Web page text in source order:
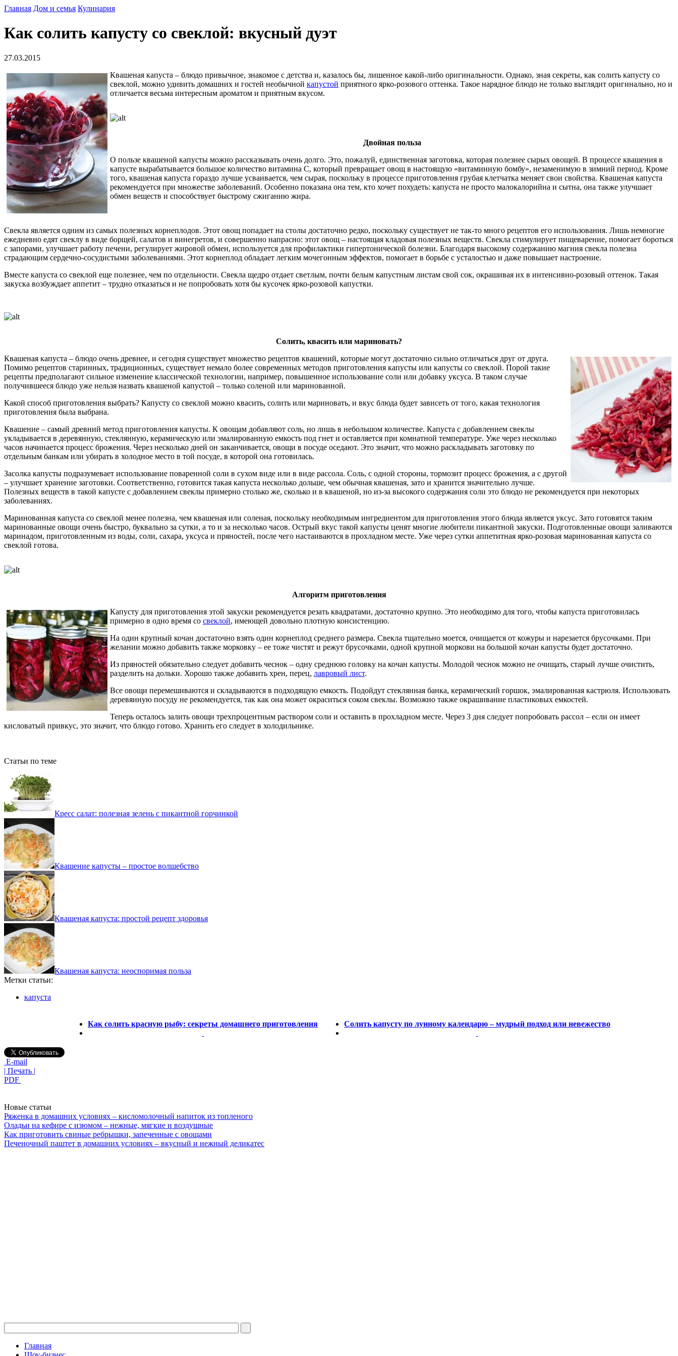
Главная Дом и семья Кулинария
Как солить капусту со свеклой: вкусный дуэт
27.03.2015
Квашеная капуста – блюдо привычное, знакомое с детства и, казалось бы, лишенное какой-либо оригинальности. Однако, зная секреты, как солить капусту со
свеклой, можно удивить домашних и гостей необычной капустой приятного ярко-розового оттенка. Такое нарядное блюдо не только выглядит оригинально, но и
отличается весьма интересным ароматом и приятным вкусом.
Двойная польза
О пользе квашеной капусты можно рассказывать очень долго. Это, пожалуй, единственная заготовка, которая полезнее сырых овощей. В процессе квашения в
капусте вырабатывается большое количество витамина C, который превращает овощ в настоящую «витаминную бомбу», незаменимую в зимний период. Кроме
того, квашеная капуста гораздо лучше усваивается, чем сырая, поскольку в процессе приготовления грубая клетчатка меняет свои свойства. Квашеная капуста
рекомендуется при множестве заболеваний. Особенно показана она тем, кто хочет похудеть: капуста не просто малокалорийна и сытна, она также улучшает
обмен веществ и способствует быстрому сжиганию жира.
Свекла является одним из самых полезных корнеплодов. Этот овощ попадает на столы достаточно редко, поскольку существует не так-то много рецептов его использования. Лишь немногие
ежедневно едят свеклу в виде борщей, салатов и винегретов, и совершенно напрасно: этот овощ – настоящая кладовая полезных веществ. Свекла стимулирует пищеварение, помогает бороться
с запорами, улучшает работу печени, регулирует жировой обмен, используется для профилактики гипертонической болезни. Благодаря высокому содержанию магния свекла полезна
страдающим сердечно-сосудистыми заболеваниями. Этот корнеплод обладает легким мочегонным эффектов, помогает в борьбе с усталостью и даже повышает настроение.
Вместе капуста со свеклой еще полезнее, чем по отдельности. Свекла щедро отдает светлым, почти белым капустным листам свой сок, окрашивая их в интенсивно-розовый оттенок. Такая
закуска возбуждает аппетит – трудно отказаться и не попробовать хотя бы кусочек ярко-розовой капустки.
Солить, квасить или мариновать?
Квашеная капуста – блюдо очень древнее, и сегодня существует множество рецептов квашений, которые могут достаточно сильно отличаться друг от друга.
Помимо рецептов старинных, традиционных, существует немало более современных методов приготовления капусты или капусты со свеклой. Порой такие
рецепты предполагают сильное изменение классической технологии, например, повышенное использование соли или добавку уксуса. В таком случае
получившееся блюдо уже нельзя назвать квашеной капустой – только соленой или маринованной.
Какой способ приготовления выбрать? Капусту со свеклой можно квасить, солить или мариновать, и вкус блюда будет зависеть от того, какая технология
приготовления была выбрана.
Квашение – самый древний метод приготовления капусты. К овощам добавляют соль, но лишь в небольшом количестве. Капуста с добавлением свеклы
укладывается в деревянную, стеклянную, керамическую или эмалированную емкость под гнет и оставляется при комнатной температуре. Уже через несколько
часов начинается процесс брожения. Через несколько дней он заканчивается, овощи в посуде оседают. Это значит, что можно раскладывать заготовку по
отдельным банкам или убирать в холодное место в той посуде, в которой она готовилась.
Засолка капусты подразумевает использование поваренной соли в сухом виде или в виде рассола. Соль, с одной стороны, тормозит процесс брожения, а с другой
– улучшает хранение заготовки. Соответственно, готовится такая капуста несколько дольше, чем обычная квашеная, зато и хранится значительно лучше.
Полезных веществ в такой капусте с добавлением свеклы примерно столько же, сколько и в квашеной, но из-за высокого содержания соли это блюдо не рекомендуется при некоторых
заболеваниях.
Маринованная капуста со свеклой менее полезна, чем квашеная или соленая, поскольку необходимым ингредиентом для приготовления этого блюда является уксус. Зато готовятся таким
маринованные овощи очень быстро, буквально за сутки, а то и за несколько часов. Острый вкус такой капусты ценят многие любители пикантной закуски. Подготовленные овощи заливаются
маринадом, приготовленным из воды, соли, сахара, уксуса и пряностей, после чего настаиваются в прохладном месте. Уже через сутки аппетитная ярко-розовая маринованная капуста со
свеклой готова.
Алгоритм приготовления
Капусту для приготовления этой закуски рекомендуется резать квадратами, достаточно крупно. Это необходимо для того, чтобы капуста приготовилась
примерно в одно время со свеклой, имеющей довольно плотную консистенцию.
На один крупный кочан достаточно взять один корнеплод среднего размера. Свекла тщательно моется, очищается от кожуры и нарезается брусочками. При
желании можно добавить также морковку – ее тоже чистят и режут брусочками, одной крупной моркови на большой кочан капусты будет достаточно.
Из пряностей обязательно следует добавить чеснок – одну среднюю головку на кочан капусты. Молодой чеснок можно не очищать, старый лучше очистить,
разделить на дольки. Хорошо также добавить хрен, перец, лавровый лист.
Все овощи перемешиваются и складываются в подходящую емкость. Подойдут стеклянная банка, керамический горшок, эмалированная кастрюля. Использовать
деревянную посуду не рекомендуется, так как она может окраситься соком свеклы. Возможно также окрашивание пластиковых емкостей.
Теперь осталось залить овощи трехпроцентным раствором соли и оставить в прохладном месте. Через 3 дня следует попробовать рассол – если он имеет
кисловатый привкус, это значит, что блюдо готово. Хранить его следует в холодильнике.
Статьи по теме
Кресс салат: полезная зелень с пикантной горчинкой
Квашение капусты – простое волшебство
Квашеная капуста: простой рецепт здоровья
Квашеная капуста: неоспоримая польза
Метки статьи:
капуста
Как солить красную рыбу: секреты домашнего приготовления Солить капусту по лунному календарю – мудрый подход или невежество
E-mail
| Печать |
PDF
Новые статьи
Ряженка в домашних условиях – кисломолочный напиток из топленого
Оладьи на кефире с изюмом – нежные, мягкие и воздушные
Как приготовить свиные ребрышки, запеченные с овощами
Печеночный паштет в домашних условиях – вкусный и нежный деликатес
Главная